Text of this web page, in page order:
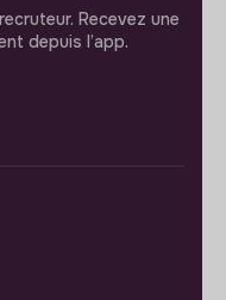
Recevez une
depuis l’app.